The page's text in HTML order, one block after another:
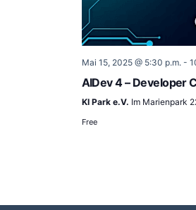
Mai 15, 2025 @ 5:30 p.m.-
AIDev 4 – Developer
KI Park e.V. Im Marienpark
Free